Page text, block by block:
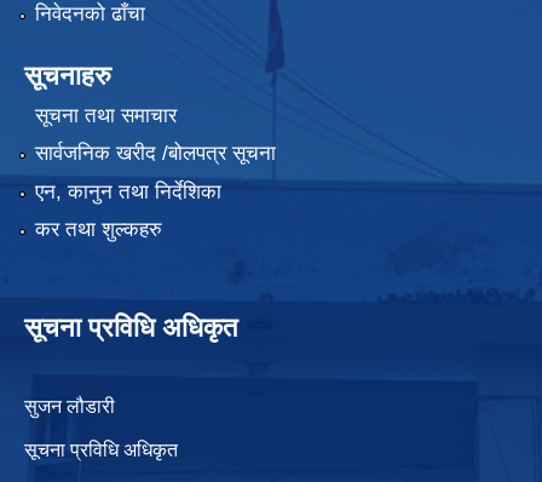
निवेदनको ढाँचा
सूचनाहरु
सूचना तथा समाचार
सार्वजनिक खरीद /बोलपत्र सूचना
एन, कानुन तथा निर्देशिका
कर तथा शुल्कहरु
सूचना प्रविधि अधिकृत
सुजन लौडारी
सूचना प्रविधि अधिकृत